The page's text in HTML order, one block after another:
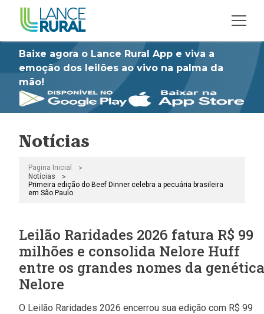
Baixe agora o Lance Rural App e viva a
emoção dos leilões ao vivo na palma da
mão!
Notícias
Pagina Inicial >
Notícias >
Primeira edição do Beef Dinner celebra a pecuária brasileira
em São Paulo
Leilão Raridades 2026 fatura R$ 99
milhões e consolida Nelore Huff
entre os grandes nomes da
Nelore
O Leilão Raridades 2026 encerrou sua edição com R$ 99